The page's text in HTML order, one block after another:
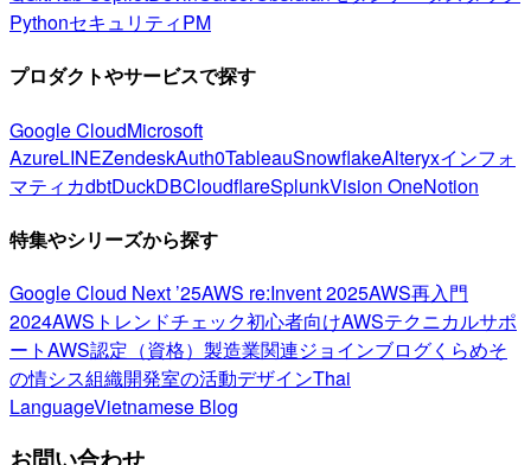
PythonセキュリティPM
プロダクトやサービスで探す
Google CloudMicrosoft
AzureLINEZendeskAuth0TableauSnowflakeAlteryxインフォ
マティカdbtDuckDBCloudflareSplunkVision OneNotion
特集やシリーズから探す
Google Cloud Next ’25AWS re:Invent 2025AWS再入門
2024AWSトレンドチェック初心者向けAWSテクニカルサポ
ートAWS認定（資格） 製造業関連ジョインブログくらめそ
の情シス組織開発室の活動デザインThai
LanguageVietnamese Blog
お問い合わせ